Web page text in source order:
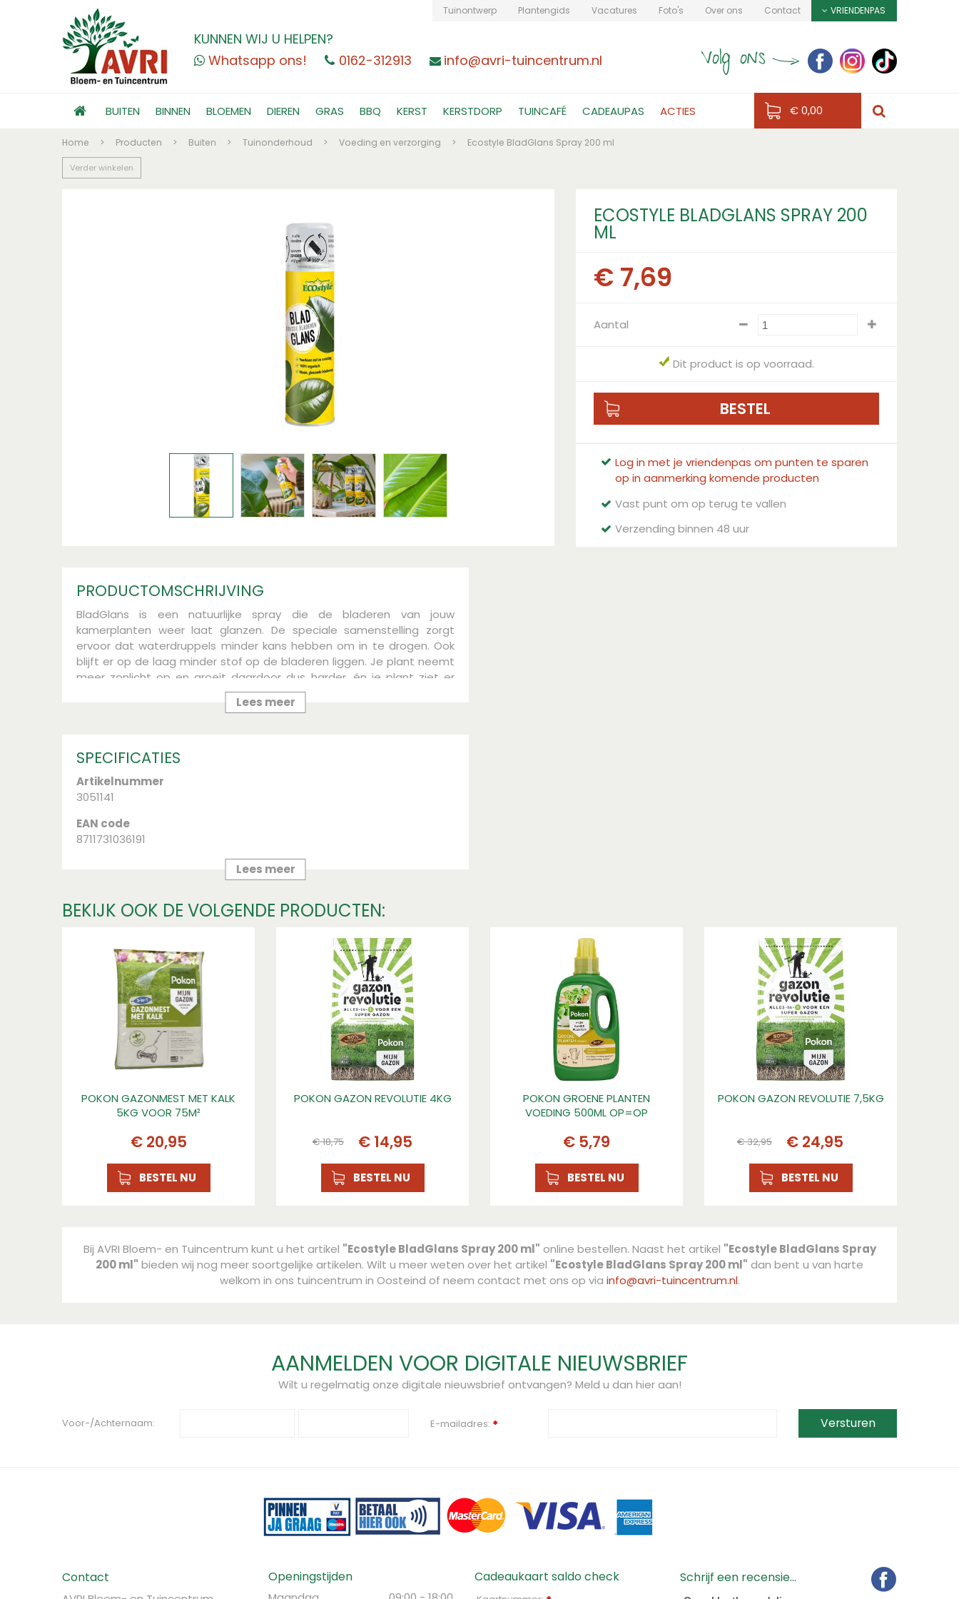
Home > Producten > Buiten > Tuinonderhoud > Voeding en verzorging > Ecostyle BladGlans Spray 200 ml
KUNNEN WIJ U HELPEN?
Whatsapp ons!
0162-312913 info@avri-tuincentrum.nl
Tuinontwerp Plantengids Vacatures Foto's Over ons Contact VRIENDENPAS
BUITEN BINNEN BLOEMEN DIEREN GRAS BBQ KERST KERSTDORP TUINCAFÉ CADEAUPAS ACTIES € 0,00
Verder winkelen
ECOSTYLE BLADGLANS SPRAY 200
ML
€7,69
Aantal
Dit product is op voorraad.
Log in met je vriendenpas om punten te sparen
op in aanmerking komende producten
Vast punt om op terug te vallen
Verzending binnen 48 uur
PRODUCTOMSCHRIJVING
BladGlans is een natuurlijke spray die de bladeren van jouw
kamerplanten weer laat glanzen. De speciale samenstelling zorgt
ervoor dat waterdruppels minder kans hebben om in te drogen. Ook
blijft er op de laag minder stof op de bladeren liggen. Je plant neemt
meer zonlicht op en groeit daardoor dus harder, én je plant ziet er
gewoon een heel stuk mooier uit. Bladglans is geschikt voor alle
met uitzondering van varens, vetplanten,
Lees meer
SPECIFICATIES
Artikelnummer
3051141
EAN code
8711731036191
Lees meer
BEKIJK OOK DE VOLGENDE PRODUCTEN:
POKON GAZONMEST MET KALK
5KG VOOR 75M²
€ 20,95
BESTEL NU
POKON GAZON REVOLUTIE 4KG
€18,75 € 14,95
BESTEL NU
POKON GROENE PLANTEN
VOEDING 500ML OP=OP
€ 5,79
BESTEL NU
POKON GAZON REVOLUTIE 7,5KG
€32,95 € 24,95
BESTEL NU
Bij AVRI Bloem- en Tuincentrum kunt u het artikel "Ecostyle BladGlans Spray 200 ml" online bestellen. Naast het artikel "Ecostyle BladGlans Spray
200 ml" bieden wij nog meer soortgelijke artikelen. Wilt u meer weten over het artikel "Ecostyle BladGlans Spray 200 ml" dan bent u van harte
welkom in ons tuincentrum in Oosteind of neem contact met ons op via info@avri-tuincentrum.nl.
AANMELDEN VOOR DIGITALE NIEUWSBRIEF
Wilt u regelmatig onze digitale nieuwsbrief ontvangen? Meld u dan hier aan!
Voor-/Achternaam: E-mailadres: *
Contact Openingstijden Cadeaukaart saldo check Schrijf een recensie...